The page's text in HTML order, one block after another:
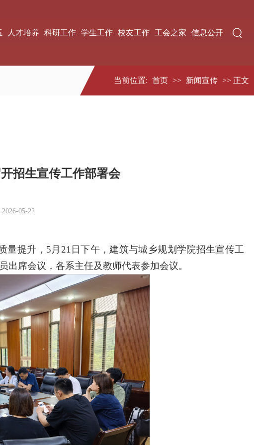
人才培养 科研工作 学生工作 校友工作 工会之家 信息公开
当前位置: 首页 >> 新闻宣传 >> 正文
招生宣传工作部署会
05-22
量提升，5月21日下午，建筑与城乡规划学院招生宣传工
席会议，各系主任及教师代表参加会议。